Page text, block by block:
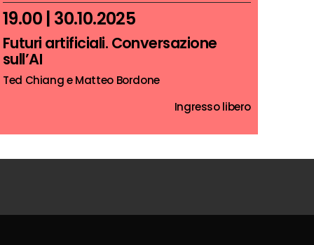
19.00 | 30.10.2025
Futuri artificiali. Conversazione
sull’AI
Ted Chiang e Matteo Bordone
Ingresso libero